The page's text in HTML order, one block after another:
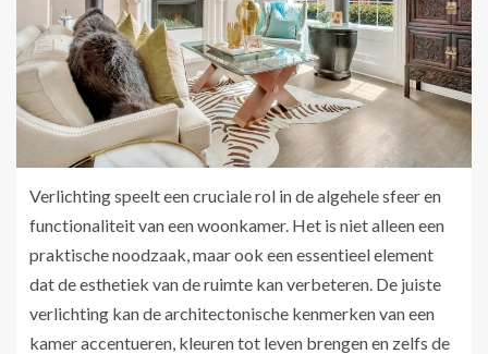
Verlichting speelt een cruciale rol in de algehele sfeer en
functionaliteit van een woonkamer. Het is niet alleen een
praktische noodzaak, maar ook een essentieel element
dat de esthetiek van de ruimte kan verbeteren. De juiste
verlichting kan de architectonische kenmerken van een
kamer accentueren, kleuren tot leven brengen en zelfs de